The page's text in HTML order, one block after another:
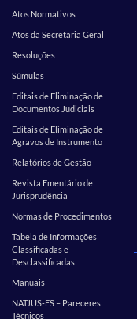
Atos Normativos
Atos da Secretaria Geral
Resoluções
Súmulas
Editais de Eliminação de
Documentos Judiciais
Editais de Eliminação de
Agravos de Instrumento
Relatórios de Gestão
Revista Ementário de
Jurisprudência
Normas de Procedimentos
Tabela de Informações
Classificadas e
Desclassificadas
Manuais
NATJUS-ES – Pareceres
Técnicos